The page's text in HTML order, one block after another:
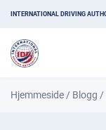
INTERNATIONAL DRIVING
Hjemmeside / Blogg /